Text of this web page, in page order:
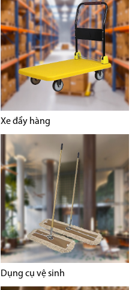
Xe đẩy hàng
Dụng cụ vệ sinh